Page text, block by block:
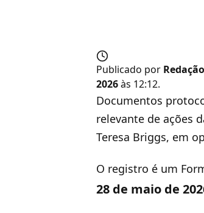
Publicado por
2026às 12:12.
Documentos
relevante de ações
Teresa Briggs, em
O registro é um
28 de maio de